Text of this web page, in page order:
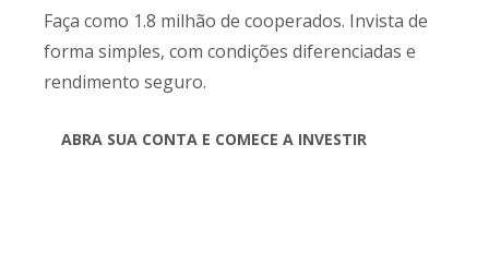
Faça como 1.8 milhão de cooperados. Invista de
forma simples, com condições diferenciadas e
rendimento seguro.
ABRA SUA CONTA E COMECE A INVESTIR